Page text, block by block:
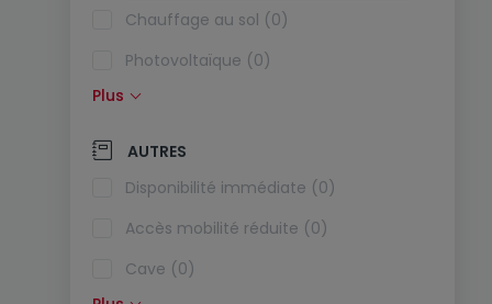
Chauffage au sol (0)
Photovoltaïque (0)
Panneaux solaires (0)
Pompe à chaleur (0)
Climatisation (0)
Fibre optique (0)
Plus
AUTRES
Disponibilité immédiate (0)
Accès mobilité réduite (0)
Cave (0)